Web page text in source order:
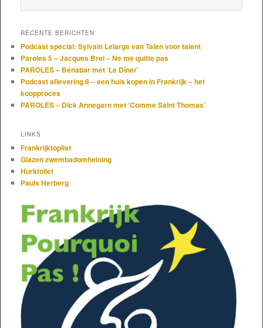
RECENTE BERICHTEN
Podcast special: Sylvain Lelarge van Talen voor talent
Paroles 5 – Jacques Brel – Ne me quitte pas
PAROLES – Bénabar met ‘Le Dîner’
Podcast aflevering 8 – een huis kopen in Frankrijk – het
koopproces
PAROLES – Dick Annegarn met ‘Comme Saint Thomas’
LINKS
Frankrijktoplist
Glazen zwembadomheining
Hurktoilet
Pauls Herberg